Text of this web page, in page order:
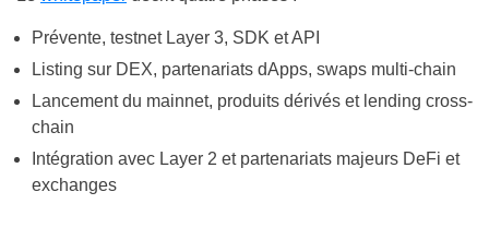
Prévente, testnet Layer 3, SDK et API
Listing sur DEX, partenariats dApps, swaps multi-chain
Lancement du mainnet, produits dérivés et lending cross-
chain
Intégration avec Layer 2 et partenariats majeurs DeFi et
exchanges